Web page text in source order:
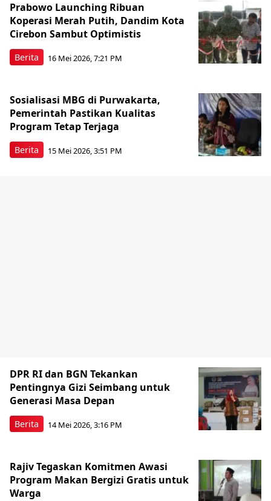
Berita
Prabowo Launching Ribuan
Koperasi Merah Putih, Dandim Kota
Cirebon Sambut Optimistis
16 Mei 2026, 7:21 PM
Berita
Sosialisasi MBG di Purwakarta,
Pemerintah Pastikan Kualitas
Program Tetap Terjaga
15 Mei 2026, 3:51 PM
Berita
DPR RI dan BGN Tekankan
Pentingnya Gizi Seimbang untuk
Generasi Masa Depan
14 Mei 2026, 3:16 PM
Rajiv Tegaskan Komitmen Awasi
Program Makan Bergizi Gratis untuk
Warga